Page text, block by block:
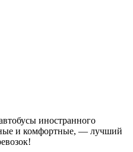
иностранного
и комфортные, — лучший